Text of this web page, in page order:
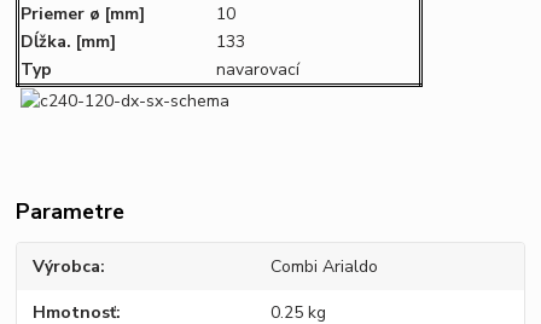
Priemer ø [mm]
10
Dĺžka. [mm]
133
Typ
navarovací
Parametre
Výrobca Combi Arialdo
Hmotnosť 0.25 kg